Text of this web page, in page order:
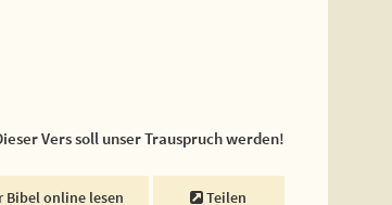
Vers soll unser Trauspruch werden!
Bibel online lesen Teilen